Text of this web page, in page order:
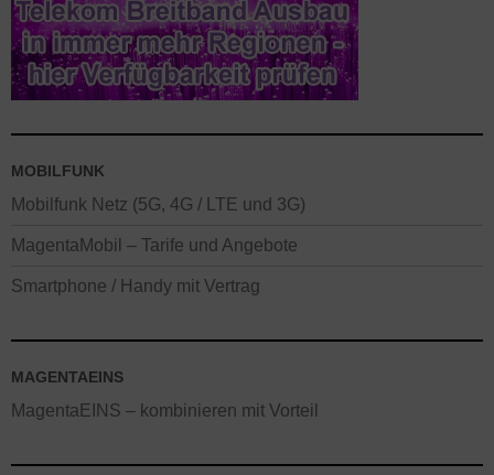
MOBILFUNK
Mobilfunk Netz (5G, 4G / LTE und 3G)
MagentaMobil – Tarife und Angebote
Smartphone / Handy mit Vertrag
MAGENTAEINS
MagentaEINS – kombinieren mit Vorteil